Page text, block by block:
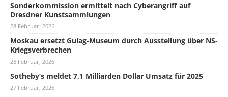
Sonderkommission ermittelt nach Cyberangriff auf
Dresdner Kunstsammlungen
28 Februar, 2026
Moskau ersetzt Gulag-Museum durch Ausstellung über NS-
Kriegsverbrechen
28 Februar, 2026
Sotheby’s meldet 7,1 Milliarden Dollar Umsatz für 2025
27 Februar, 2026